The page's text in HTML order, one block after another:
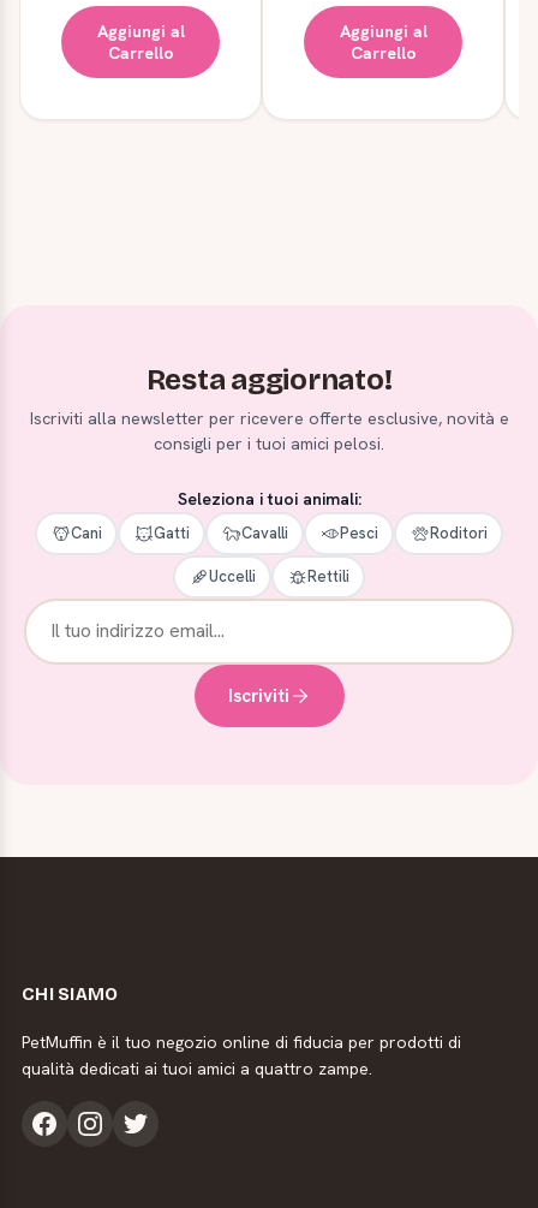
Aggiungi al
Carrello
Aggiungi al
Carrello
Resta aggiornato!
Iscriviti alla newsletter per ricevere offerte esclusive, novità e
consigli per i tuoi amici pelosi.
Seleziona i tuoi animali:
Cani Gatti Cavalli Pesci Roditori
Uccelli Rettili
Iscriviti
CHI SIAMO
PetMuffin è il tuo negozio online di fiducia per prodotti di
qualità dedicati ai tuoi amici a quattro zampe.